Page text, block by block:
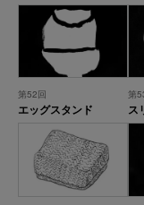
第52回
エッグスタンド
第
ス